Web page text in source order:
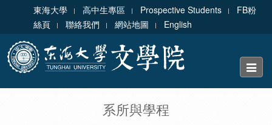
東海大學 高中生專區 Prospective Students
FB粉
絲頁
聯絡我們 網站地圖 English
Toggle
系所與學程